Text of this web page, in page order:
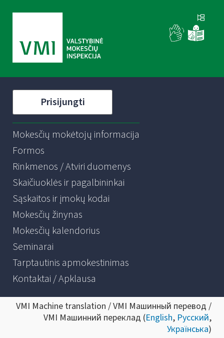
Prisijungti
Mokesčių mokėtojų informacija
Formos
Rinkmenos / Atviri duomenys
Skaičiuoklės ir pagalbininkai
Sąskaitos ir įmokų kodai
Mokesčių žinynas
Mokesčių kalendorius
Seminarai
Tarptautinis apmokestinimas
Kontaktai / Apklausa
VMI Machine translation / VMI Машинный перевод /
VMI Машинний переклад (English, Русский,
Українська)